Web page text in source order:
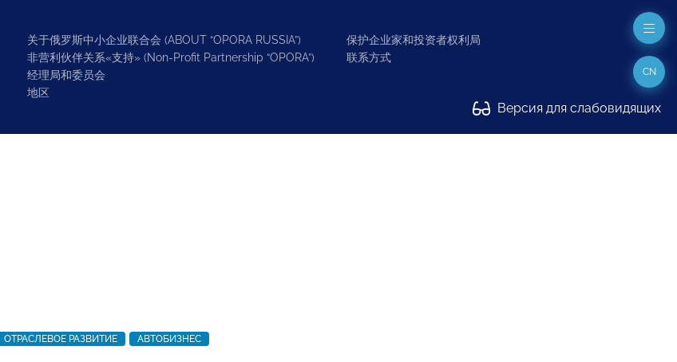
关于俄罗斯中小企业联合会 (ABOUT “OPORA RUSSIA”)
非营利伙伴关系«支持» (Non-Profit Partnership “OPORA”)
经理局和委员会
地区
保护企业家和投资者权利局
联系方式
Версия для слабовидящих
CN
ОТРАСЛЕВОЕ РАЗВИТИЕ АВТОБИЗНЕС